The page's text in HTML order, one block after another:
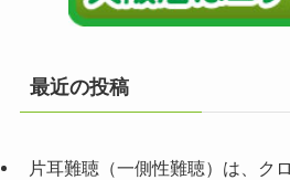
最近の投稿
片耳難聴（一側性難聴）は、ク